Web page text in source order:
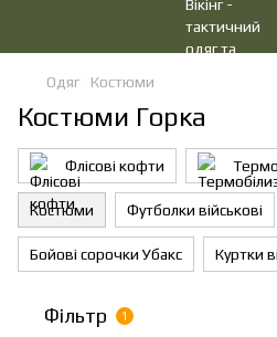
Одяг Костюми
Костюми Горка
Флісові кофти
Костюми Футболки військові
Бойові сорочки Убакс Куртки
Фільтр 1